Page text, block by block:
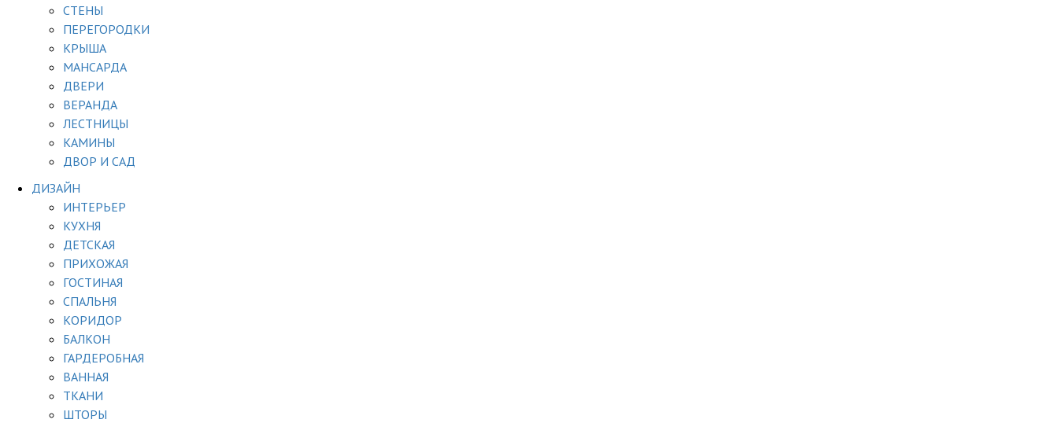
СТЕНЫ
ПЕРЕГОРОДКИ
КРЫША
МАНСАРДА
ДВЕРИ
ВЕРАНДА
ЛЕСТНИЦЫ
КАМИНЫ
ДВОР И САД
ДИЗАЙН
ИНТЕРЬЕР
КУХНЯ
ДЕТСКАЯ
ПРИХОЖАЯ
ГОСТИНАЯ
СПАЛЬНЯ
КОРИДОР
БАЛКОН
ГАРДЕРОБНАЯ
ВАННАЯ
ТКАНИ
ШТОРЫ